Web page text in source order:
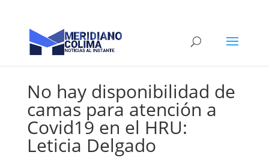
No hay disponibilidad de
camas para atención a
Covid19 en el HRU:
Leticia Delgado